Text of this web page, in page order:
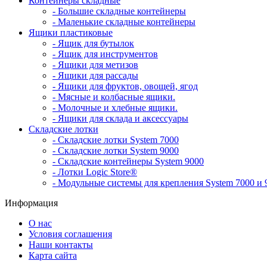
- Большие складные контейнеры
- Маленькие складные контейнеры
Ящики пластиковые
- Ящик для бутылок
- Ящик для инструментов
- Ящики для метизов
- Ящики для рассады
- Ящики для фруктов, овощей, ягод
- Мясные и колбасные ящики.
- Молочные и хлебные ящики.
- Ящики для склада и аксессуары
Складские лотки
- Складские лотки System 7000
- Складские лотки System 9000
- Складские контейнеры System 9000
- Лотки Logic Store®
- Модульные системы для крепления System 7000 и
Информация
О нас
Условия соглашения
Наши контакты
Карта сайта